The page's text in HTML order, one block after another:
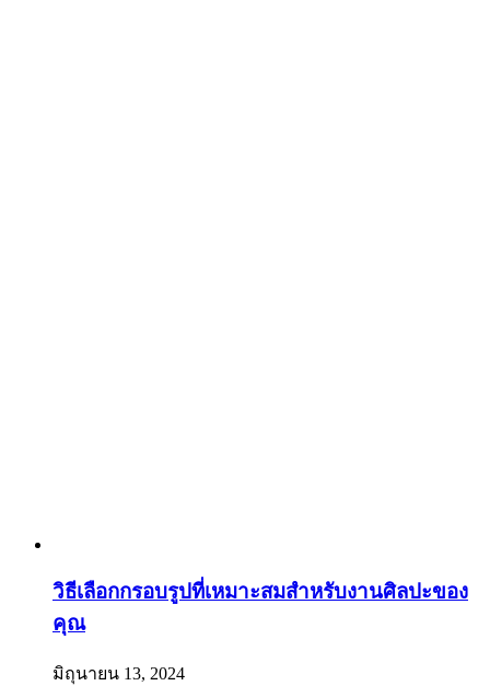
วิธีเลือกกรอบรูปที่เหมาะสมสำหรับงานศิลปะของ
คุณ
มิถุนายน 13, 2024